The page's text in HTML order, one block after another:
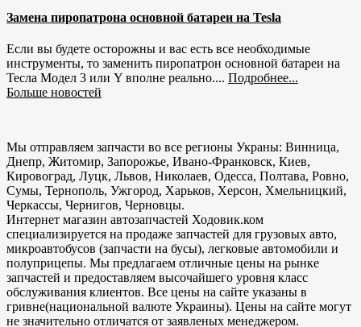
Замена пиропатрона основной батареи на Tesla
Если вы будете осторожны и вас есть все необходимые
инструменты, то заменить пиропатрон основной батареи на
Тесла Модел 3 или Y вполне реально.... Подробнее...
Больше новостей
Мы отправляем запчасти во все регионы Украны: Винница,
Днепр, Житомир, Запорожье, Ивано-Франковск, Киев,
Кировоград, Луцк, Львов, Николаев, Одесса, Полтава, Ровно,
Сумы, Тернополь, Ужгород, Харьков, Херсон, Хмельницкий,
Черкассы, Чернигов, Черновцы.
Интернет магазин автозапчастей Ходовик.ком
специализируется на продаже запчастей для грузовых авто,
микроавтобусов (запчасти на бусы), легковые автомобили и
полуприцепы. Мы предлагаем отличные цены на рынке
запчастей и предоставляем высочайшего уровня класс
обслуживания клиентов. Все цены на сайте указаны в
гривне(национальной валюте Украины). Цены на сайте могут
не значительно отличатся от заявленых менеджером.